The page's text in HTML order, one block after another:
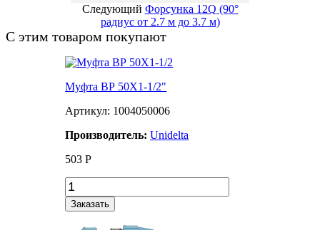
Следующий Форсунка 12Q (90°
радиус от 2.7 м до 3.7 м)
С этим товаром покупают
Муфта ВР 50Х1-1/2"
Артикул: 1004050006
Производитель:Unidelta
503 Р
Заказать